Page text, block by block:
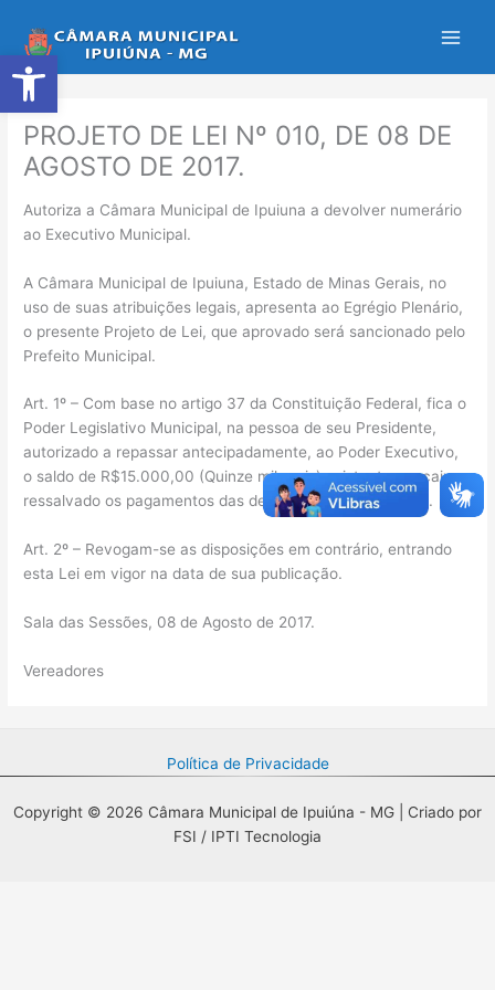
Abrir a barra de ferramentas
para
o
conteúdo
PROJETO DE LEI Nº 010, DE 08 DE
AGOSTO DE 2017.
Autoriza a Câmara Municipal de Ipuiuna a devolver numerário
ao Executivo Municipal.
A Câmara Municipal de Ipuiuna, Estado de Minas Gerais, no
uso de suas atribuições legais, apresenta ao Egrégio Plenário,
o presente Projeto de Lei, que aprovado será sancionado pelo
Prefeito Municipal.
Art. 1º – Com base no artigo 37 da Constituição Federal, fica o
Poder Legislativo Municipal, na pessoa de seu Presidente,
autorizado a repassar antecipadamente, ao Poder Executivo,
o saldo de R$15.000,00 (Quinze mil reais) existente em caixa,
ressalvado os pagamentos das despesas já empenhadas.
Art. 2º – Revogam-se as disposições em contrário, entrando
esta Lei em vigor na data de sua publicação.
Sala das Sessões, 08 de Agosto de 2017.
Vereadores
Política de Privacidade
Copyright © 2026 Câmara Municipal de Ipuiúna - MG | Criado por
FSI / IPTI Tecnologia